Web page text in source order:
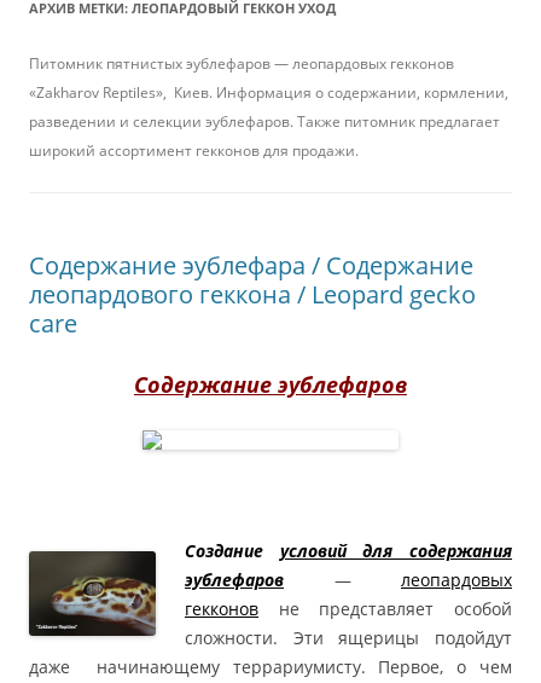
АРХИВ МЕТКИ: ЛЕОПАРДОВЫЙ ГЕККОН УХОД
Питомник пятнистых эублефаров — леопардовых гекконов
«Zakharov Reptiles», Киев. Информация о содержании, кормлении,
разведении и селекции эублефаров. Также питомник предлагает
широкий ассортимент гекконов для продажи.
Содержание эублефара / Содержание
леопардового геккона / Leopard gecko
care
Содержание эублефаров
Создание условий для содержания
эублефаров
— леопардовых
гекконов не представляет особой
сложности. Эти ящерицы подойдут
даже начинающему террариумисту. Первое, о чем